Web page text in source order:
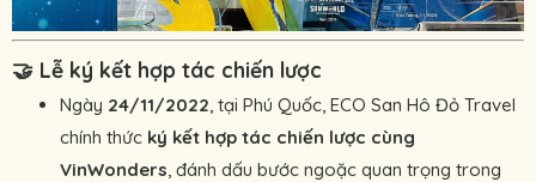
🤝 Lễ ký kết hợp tác chiến lược
Ngày 24/11/2022, tại Phú Quốc, ECO San Hô Đỏ Travel
chính thức ký kết hợp tác chiến lược cùng
VinWonders, đánh dấu bước ngoặc quan trọng trong